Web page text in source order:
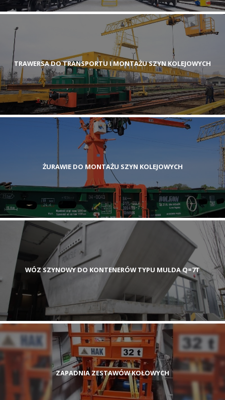
TRAWERSA DO TRANSPORTU I MONTAŻU SZYN KOLEJOWYCH
ŻURAWIE DO MONTAŻU SZYN KOLEJOWYCH
WÓZ SZYNOWY DO KONTENERÓW TYPU MULDA Q=7T
ZAPADNIA ZESTAWÓW KOŁOWYCH